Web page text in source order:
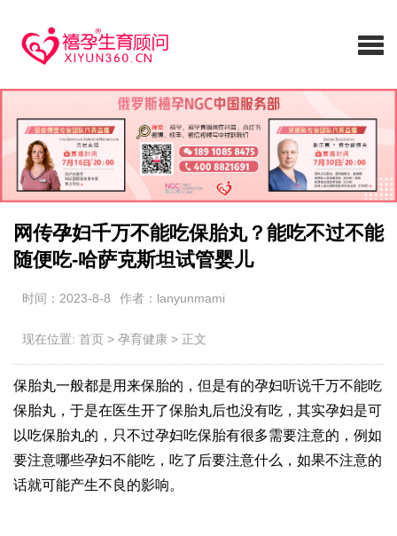
网传孕妇千万不能吃保胎丸？能吃不过不能
随便吃-哈萨克斯坦试管婴儿
时间：2023-8-8 作者：lanyunmami
现在位置: 首页 > 孕育健康 > 正文
保胎丸一般都是用来保胎的，但是有的孕妇听说千万不能吃
保胎丸，于是在医生开了保胎丸后也没有吃，其实孕妇是可
以吃保胎丸的，只不过孕妇吃保胎有很多需要注意的，例如
要注意哪些孕妇不能吃，吃了后要注意什么，如果不注意的
话就可能产生不良的影响。